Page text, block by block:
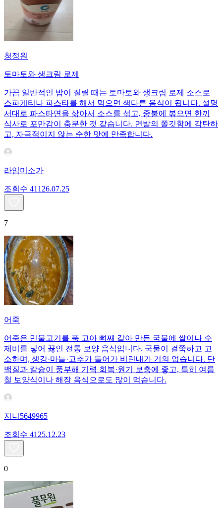
청정원
토마토와 생크림 로제
가끔 일반적인 밥이 질릴 때는 토마토와 생크림 로제 소스로
스파게티나 파스타를 해서 먹으면 색다른 음식이 됩니다. 설명
서대로 파스타면을 삶아서 소스를 섞고, 중불에 볶으면 한끼
식사로 포만감이 충분한 것 같습니다. 면발의 쫄깃함에 감탄하
고, 자극적이지 않는 순한 맛에 만족합니다.
라임미소가
조회수 411 26.07.25
7
어죽
어죽은 민물고기를 푹 고아 뼈째 갈아 만든 국물에 쌀이나 수
제비를 넣어 끓인 전통 보양 음식입니다. 국물이 걸쭉하고 고
소하며, 생강·마늘·고추가 들어가 비린내가 거의 없습니다. 단
백질과 칼슘이 풍부해 기력 회복·원기 보충에 좋고, 특히 여름
철 보양식이나 해장 음식으로도 많이 먹습니다.
지니5649965
조회수 41 25.12.23
0